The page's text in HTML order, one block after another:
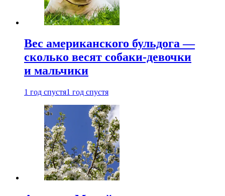
Вес американского бульдога —
сколько весят собаки-девочки
и мальчики
1 год спустя1 год спустя